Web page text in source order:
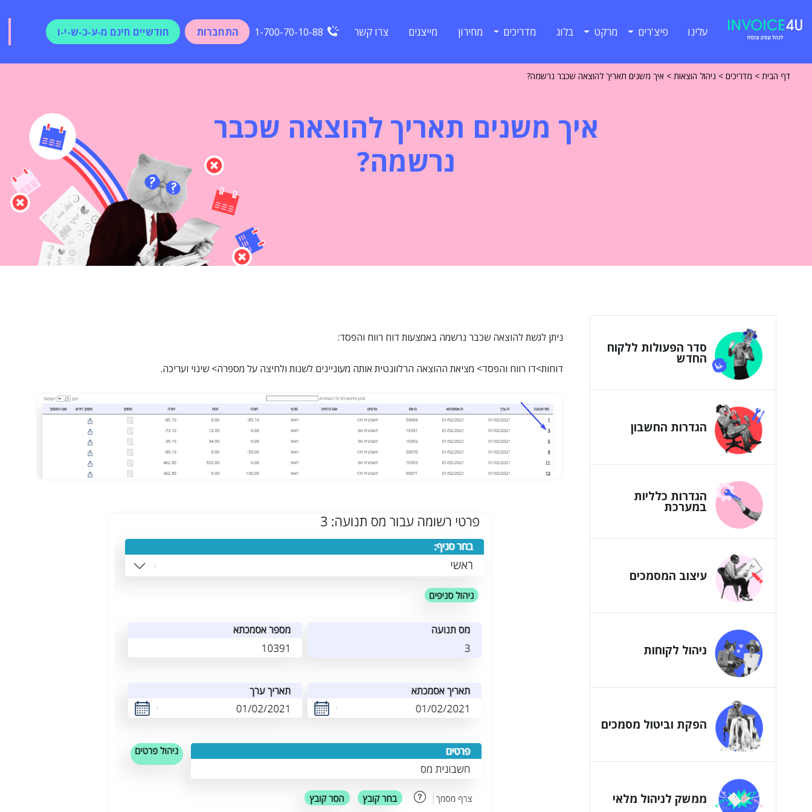
עלינו פיצ'רים מרקט בלוג מדריכים מחירון מייצגים צרו קשר 1-700-70-10-88 התחברות חודשיים חינם מ-ע-כ-ש-י-ו
דף הבית > מדריכים > ניהול הוצאות > איך משנים תאריך להוצאה שכבר נרשמה?
איך משנים תאריך להוצאה שכבר
נרשמה?
ניתן לגשת להוצאה שכבר נרשמה באמצעות דוח רווח והפסד:
דוחות>דו רווח והפסד> מציאת ההוצאה הרלוונטית אותה מעוניינים לשנות ולחיצה על מספרה> שינוי ועריכה.
סדר הפעולות ללקוח
החדש
הגדרות החשבון
הגדרות כלליות
במערכת
עיצוב המסמכים
ניהול לקוחות
הפקת וביטול מסמכים
ממשק לניהול מלאי